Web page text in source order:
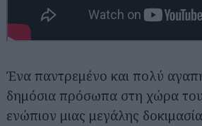
Ένα παντρεμένο και πολύ
δημόσια πρόσωπα στη χώρα
ενώπιον μιας μεγάλης